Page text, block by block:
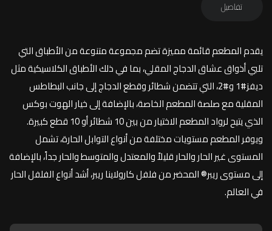
تفاصيل
يقدم المطعم قائمة مميزة تضم مجموعة متنوعة من الأطباق التي
تلبي أذواق عشاق الدجاج المقلي، بما في ذلك الأطباق الكلاسيكية مثل
ديفز#1 و#2، التي تتضمن شطائر وقطع الدجاج إلى جانب البطاطس
المقلية مع صلصة المطعم الخاصة، بالإضافة إلى خيار الهوت بوكس
الذي يتيح لرواد المطعم الاختيار من بين 10 شطائر أو 10 قطع كبيرة.
ويوفر المطعم مستويات مختلفة من أنواع التوابل الحارة، تشمل
المستوى غير الحار والحار قليلاً والمعتدل والمتوسط والحار جداً، بالإضافة
إلى مستوى ريبر® المحضر من فلفل كارولاينا ريبر، أشد أنواع الفلفل الحار
في العالم.